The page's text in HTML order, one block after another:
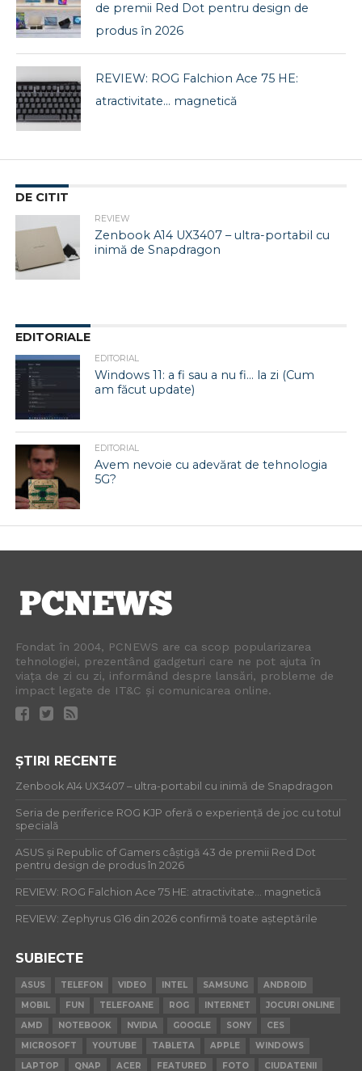
de premii Red Dot pentru design de
produs în 2026
REVIEW: ROG Falchion Ace 75 HE:
atractivitate… magnetică
DE CITIT
REVIEW
Zenbook A14 UX3407 – ultra-portabil cu
inimă de Snapdragon
EDITORIALE
EDITORIAL
Windows 11: a fi sau a nu fi… la zi (Cum
am făcut update)
EDITORIAL
Avem nevoie cu adevărat de tehnologia
5G?
Fondat în 2004, PCNEWS are ca scop popularizarea
tehnologiei, prezentând gadgeturi care ne pot ajuta în
viața de zi cu zi, informând despre lansări, probleme de
impact legate de IT&C și comunicarea online.
ȘTIRI RECENTE
Zenbook A14 UX3407 – ultra-portabil cu inimă de Snapdragon
Seria de periferice ROG KJP oferă o experiență de joc cu totul
specială
ASUS și Republic of Gamers câștigă 43 de premii Red Dot
pentru design de produs în 2026
REVIEW: ROG Falchion Ace 75 HE: atractivitate… magnetică
REVIEW: Zephyrus G16 din 2026 confirmă toate așteptările
SUBIECTE
ASUS TELEFON VIDEO INTEL SAMSUNG
ANDROID
MOBIL
FUN TELEFOANE ROG INTERNET
JOCURI ONLINE
AMD
NOTEBOOK NVIDIA GOOGLE SONY
CES
MICROSOFT
YOUTUBE TABLETA APPLE
WINDOWS
LAPTOP
QNAP ACER FEATURED FOTO CIUDATENII